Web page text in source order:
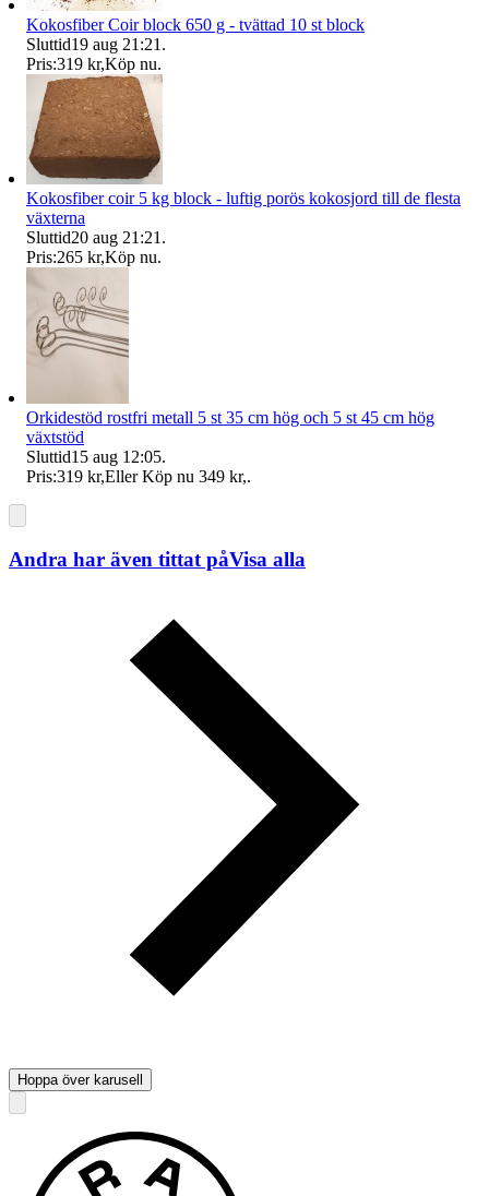
Kokosfiber Coir block 650 g - tvättad 10 st block
Sluttid19 aug 21:21 .
Pris:319 kr,Köp nu.
Kokosfiber coir 5 kg block - luftig porös kokosjord till de flesta
växterna
Sluttid20 aug 21:21 .
Pris:265 kr,Köp nu.
Orkidestöd rostfri metall 5 st 35 cm hög och 5 st 45 cm hög
växtstöd
Sluttid15 aug 12:05.
Pris:319 kr,Eller Köp nu 349 kr,.
Andra har även tittat påVisa alla
Hoppa över karusell